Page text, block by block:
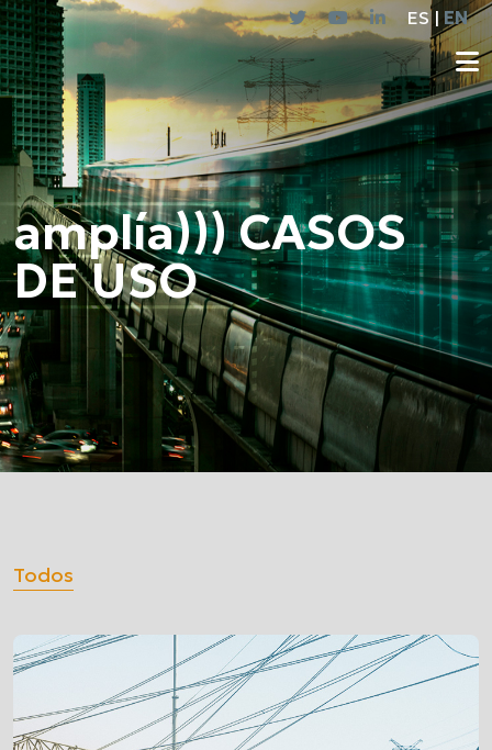
ES | EN
amplía))) CASOS
DE USO
Todos